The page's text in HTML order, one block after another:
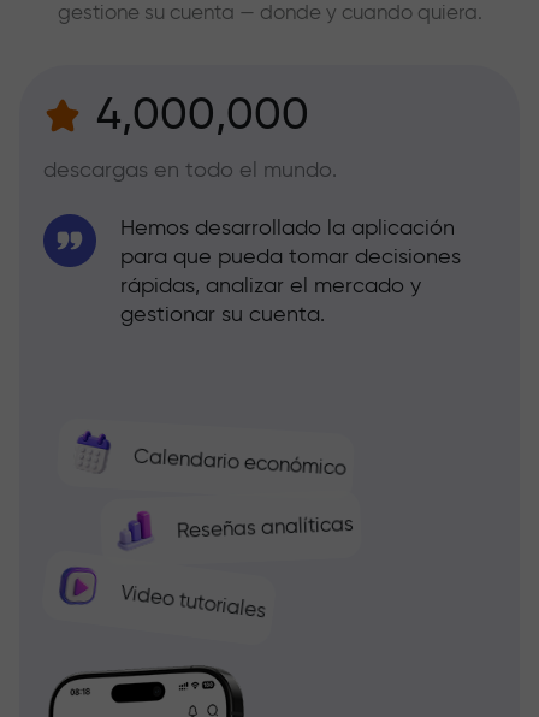
gestione su cuenta — donde y cuando quiera.
4,000,000
descargas en todo el mundo.
Calendario económico
Reseñas analíticas
Video tutoriales
Hemos desarrollado la aplicación
para que pueda tomar decisiones
rápidas, analizar el mercado y
gestionar su cuenta.